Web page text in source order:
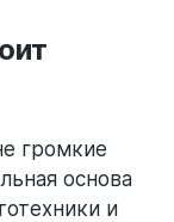
громкие
основа
и